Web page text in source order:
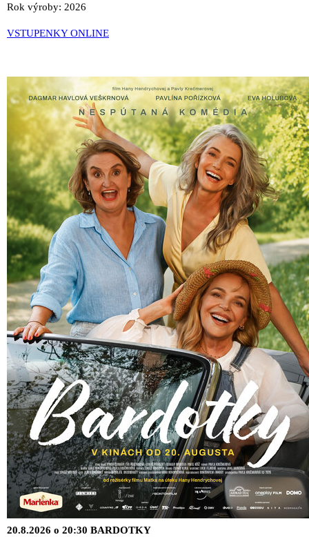
Rok výroby: 2026
VSTUPENKY ONLINE
20.8.2026 o 20:30 BARDOTKY